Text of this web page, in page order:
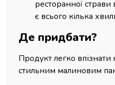
ресторанної
є всього кілька
Де придбати?
Продукт легко
стильним малиновим